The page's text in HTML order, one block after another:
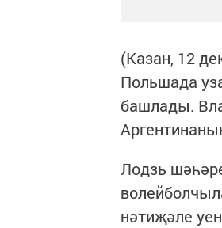
(Казан, 12
Польшада
башлады.
Лодзь
нәтиҗәле